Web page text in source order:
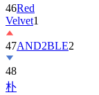
46Red
Velvet1
47AND2BLE2
48
朴